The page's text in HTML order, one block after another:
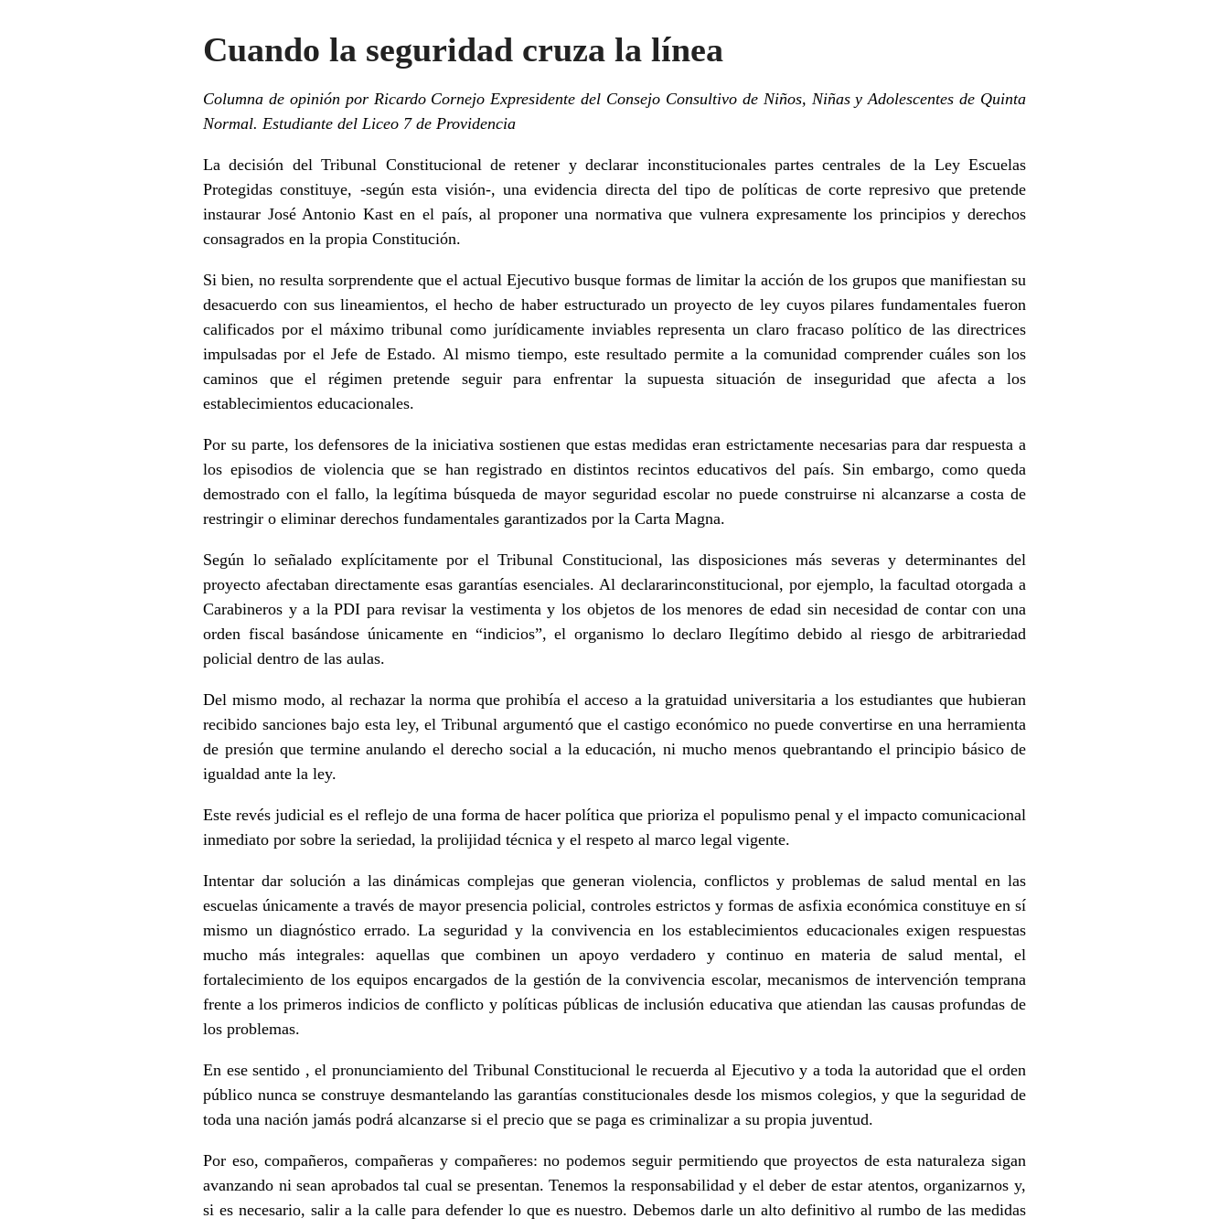
Cuando la seguridad cruza la línea
Columna de opinión por Ricardo Cornejo Expresidente del Consejo Consultivo de Niños, Niñas y Adolescentes de Quinta
Normal. Estudiante del Liceo 7 de Providencia
La decisión del Tribunal Constitucional de retener y declarar inconstitucionales partes centrales de la Ley Escuelas
Protegidas constituye, -según esta visión-, una evidencia directa del tipo de políticas de corte represivo que pretende
instaurar José Antonio Kast en el país, al proponer una normativa que vulnera expresamente los principios y derechos
consagrados en la propia Constitución.
Si bien, no resulta sorprendente que el actual Ejecutivo busque formas de limitar la acción de los grupos que manifiestan su
desacuerdo con sus lineamientos, el hecho de haber estructurado un proyecto de ley cuyos pilares fundamentales fueron
calificados por el máximo tribunal como jurídicamente inviables representa un claro fracaso político de las directrices
impulsadas por el Jefe de Estado. Al mismo tiempo, este resultado permite a la comunidad comprender cuáles son los
caminos que el régimen pretende seguir para enfrentar la supuesta situación de inseguridad que afecta a los
establecimientos educacionales.
Por su parte, los defensores de la iniciativa sostienen que estas medidas eran estrictamente necesarias para dar respuesta a
los episodios de violencia que se han registrado en distintos recintos educativos del país. Sin embargo, como queda
demostrado con el fallo, la legítima búsqueda de mayor seguridad escolar no puede construirse ni alcanzarse a costa de
restringir o eliminar derechos fundamentales garantizados por la Carta Magna.
Según lo señalado explícitamente por el Tribunal Constitucional, las disposiciones más severas y determinantes del
proyecto afectaban directamente esas garantías esenciales. Al declararinconstitucional, por ejemplo, la facultad otorgada a
Carabineros y a la PDI para revisar la vestimenta y los objetos de los menores de edad sin necesidad de contar con una
orden fiscal basándose únicamente en “indicios”, el organismo lo declaro Ilegítimo debido al riesgo de arbitrariedad
policial dentro de las aulas.
Del mismo modo, al rechazar la norma que prohibía el acceso a la gratuidad universitaria a los estudiantes que hubieran
recibido sanciones bajo esta ley, el Tribunal argumentó que el castigo económico no puede convertirse en una herramienta
de presión que termine anulando el derecho social a la educación, ni mucho menos quebrantando el principio básico de
igualdad ante la ley.
Este revés judicial es el reflejo de una forma de hacer política que prioriza el populismo penal y el impacto comunicacional
inmediato por sobre la seriedad, la prolijidad técnica y el respeto al marco legal vigente.
Intentar dar solución a las dinámicas complejas que generan violencia, conflictos y problemas de salud mental en las
escuelas únicamente a través de mayor presencia policial, controles estrictos y formas de asfixia económica constituye en sí
mismo un diagnóstico errado. La seguridad y la convivencia en los establecimientos educacionales exigen respuestas
mucho más integrales: aquellas que combinen un apoyo verdadero y continuo en materia de salud mental, el
fortalecimiento de los equipos encargados de la gestión de la convivencia escolar, mecanismos de intervención temprana
frente a los primeros indicios de conflicto y políticas públicas de inclusión educativa que atiendan las causas profundas de
los problemas.
En ese sentido , el pronunciamiento del Tribunal Constitucional le recuerda al Ejecutivo y a toda la autoridad que el orden
público nunca se construye desmantelando las garantías constitucionales desde los mismos colegios, y que la seguridad de
toda una nación jamás podrá alcanzarse si el precio que se paga es criminalizar a su propia juventud.
Por eso, compañeros, compañeras y compañeres: no podemos seguir permitiendo que proyectos de esta naturaleza sigan
avanzando ni sean aprobados tal cual se presentan. Tenemos la responsabilidad y el deber de estar atentos, organizarnos y,
si es necesario, salir a la calle para defender lo que es nuestro. Debemos darle un alto definitivo al rumbo de las medidas